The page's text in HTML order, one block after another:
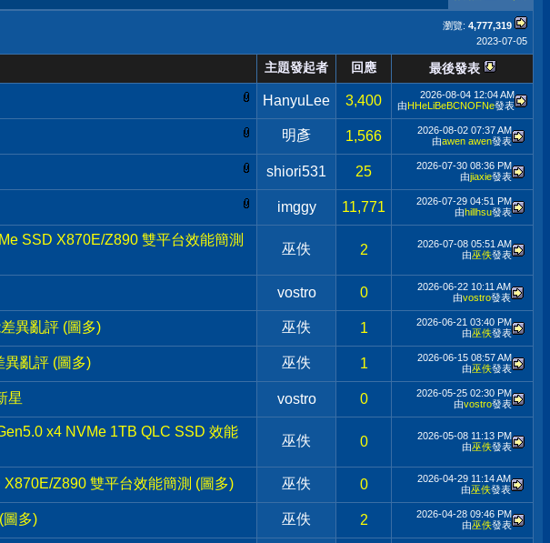
瀏覽: 4,777,319
2023-07-05
主題發起者 回應 最後發表
HanyuLee 3,400 2026-08-04 12:04 AM
由HHeLiBeBCNOFNe發表
明彥 1,566 2026-08-02 07:37 AM
由awen awen發表
shiori531 25 2026-07-30 08:36 PM
由jiaxie發表
imggy 11,771 2026-07-29 04:51 PM
由hillhsu發表
SSD X870E/Z890 雙平台效能簡測
巫佚 2 2026-07-08 05:51 AM
由巫佚發表
vostro 0 2026-06-22 10:11 AM
由vostro發表
異亂評 (圖多) 巫佚 1 2026-06-21 03:40 PM
由巫佚發表
異亂評 (圖多) 巫佚 1 2026-06-15 08:57 AM
由巫佚發表
星 vostro 0 2026-05-25 02:30 PM
由vostro發表
x4 NVMe 1TB QLC SSD 效能
巫佚 0 2026-05-08 11:13 PM
由巫佚發表
Z890 雙平台效能簡測 (圖多) 巫佚 0 2026-04-29 11:14 AM
由巫佚發表
圖多) 巫佚 2 2026-04-28 09:46 PM
由巫佚發表